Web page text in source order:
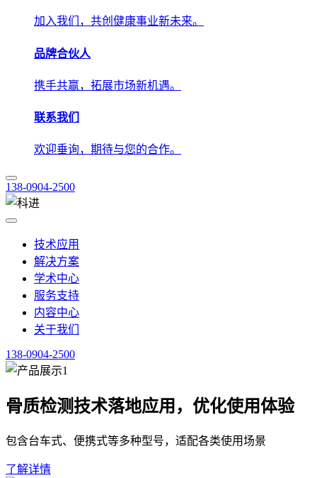
加入我们，共创健康事业新未来。
品牌合伙人
携手共赢，拓展市场新机遇。
联系我们
欢迎垂询，期待与您的合作。
138-0904-2500
技术应用
解决方案
学术中心
服务支持
内容中心
关于我们
138-0904-2500
骨质检测技术落地应用，优化使用体验
包含台车式、便携式等多种型号，适配各类使用场景
了解详情